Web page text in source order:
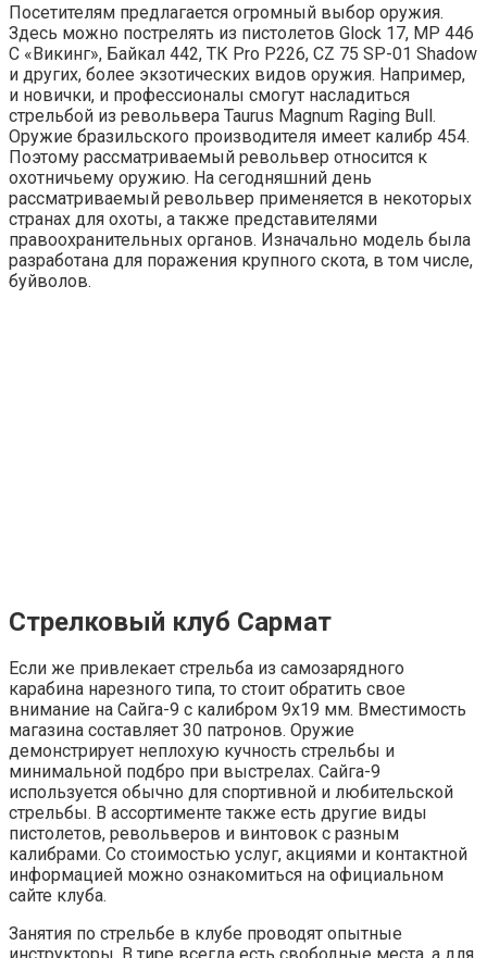
Посетителям предлагается огромный выбор оружия.
Здесь можно пострелять из пистолетов Glock 17, МР 446
С «Викинг», Байкал 442, ТК Pro P226, СZ 75 SP-01 Shadow
и других, более экзотических видов оружия. Например,
и новички, и профессионалы смогут насладиться
стрельбой из револьвера Taurus Magnum Raging Bull.
Оружие бразильского производителя имеет калибр 454.
Поэтому рассматриваемый револьвер относится к
охотничьему оружию. На сегодняшний день
рассматриваемый револьвер применяется в некоторых
странах для охоты, а также представителями
правоохранительных органов. Изначально модель была
разработана для поражения крупного скота, в том числе,
буйволов.
Стрелковый клуб Сармат
Если же привлекает стрельба из самозарядного
карабина нарезного типа, то стоит обратить свое
внимание на Сайга-9 с калибром 9х19 мм. Вместимость
магазина составляет 30 патронов. Оружие
демонстрирует неплохую кучность стрельбы и
минимальной подбро при выстрелах. Сайга-9
используется обычно для спортивной и любительской
стрельбы. В ассортименте также есть другие виды
пистолетов, револьверов и винтовок с разным
калибрами. Со стоимостью услуг, акциями и контактной
информацией можно ознакомиться на официальном
сайте клуба.
Занятия по стрельбе в клубе проводят опытные